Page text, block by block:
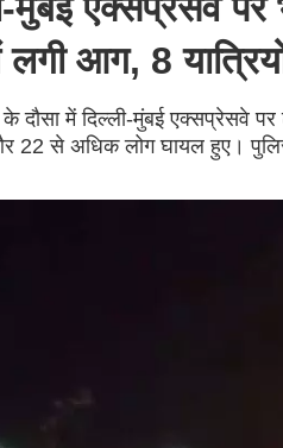
आग, 8
के दौसा में दिल्ली-मुंबई एक्सप्रेसवे
22 से अधिक लोग घायल हुए।